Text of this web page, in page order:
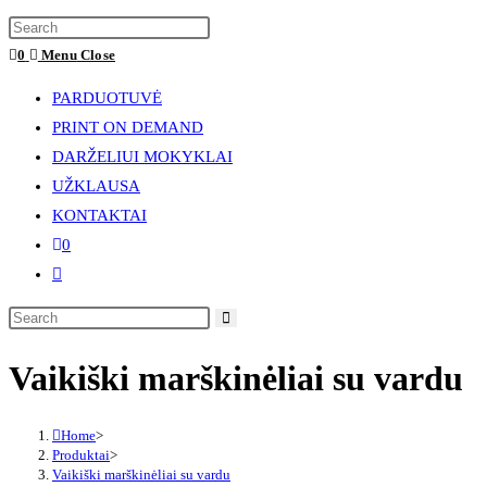
search
search
0 Menu Close
PARDUOTUVĖ
PRINT ON DEMAND
DARŽELIUI MOKYKLAI
UŽKLAUSA
KONTAKTAI
0
Toggle
search
Search
website
Vaikiški marškinėliai su vardu
Home>
Produktai>
Vaikiški marškinėliai su vardu